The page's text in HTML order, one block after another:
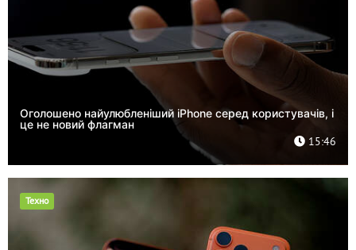
Оголошено найулюбленіший iPhone серед користувачів, і
це не новий флагман
15:46
Техно